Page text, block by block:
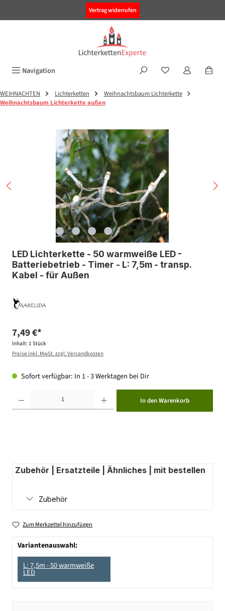
Vertrag widerrufen
Navigation
WEIHNACHTEN Lichterketten
Weihnachtsbaum Lichterkette
Weihnachtsbaum Lichterkette außen
Bildergalerie überspringen
LED Lichterkette - 50 warmweiße LED -
Batteriebetrieb - Timer - L: 7,5m - transp.
Kabel - für Außen
7,49 €*
Inhalt: 1 Stück
Preise inkl. MwSt. zzgl. Versandkosten
Sofort verfügbar: In 1 - 3 Werktagen bei Dir
In den Warenkorb
Zubehör | Ersatzteile | Ähnliches | mit bestellen
Zubehör
Zum Merkzettel hinzufügen
Variantenauswahl:
L: 7,5m - 50 warmweiße
LED